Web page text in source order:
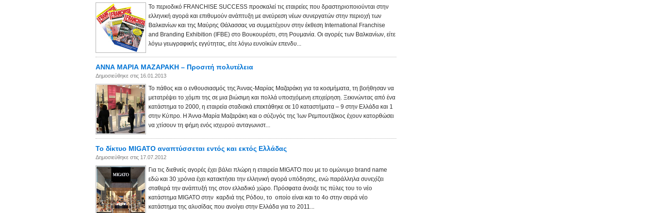
Το περιοδικό FRANCHISE SUCCESS προσκαλεί τις εταιρείες που δραστηριοποιούνται στην
ελληνική αγορά και επιθυμούν ανάπτυξη με ανεύρεση νέων συνεργατών στην περιοχή των
Βαλκανίων και της Μαύρης Θάλασσας να συμμετέχουν στην έκθεση International Franchise
and Branding Exhibition (IFBE) στο Βουκουρέστι, στη Ρουμανία. Οι αγορές των Βαλκανίων, είτε
λόγω γεωγραφικής εγγύτητας, είτε λόγω ευνοϊκών επενδυ...
ΑΝΝΑ ΜΑΡΙΑ ΜΑΖΑΡΑΚΗ – Προσιτή πολυτέλεια
Δημοσιεύθηκε στις 16.01.2013
Το πάθος και ο ενθουσιασμός της Άννας-Μαρίας Μαζαράκη για τα κοσμήματα, τη βοήθησαν να
μετατρέψει το χόμπι της σε μια βιώσιμη και πολλά υποσχόμενη επιχείρηση. Ξεκινώντας από ένα
κατάστημα το 2000, η εταιρεία σταδιακά επεκτάθηκε σε 10 καταστήματα – 9 στην Ελλάδα και 1
στην Κύπρο. Η Άννα-Μαρία Μαζαράκη και ο σύζυγός της Ίων Ρεμπουτζάκος έχουν κατορθώσει
να χτίσουν τη φήμη ενός ισχυρού ανταγωνιστ...
Το δίκτυο MIGATO αναπτύσσεται εντός και εκτός Ελλάδας
Δημοσιεύθηκε στις 17.07.2012
Για τις διεθνείς αγορές έχει βάλει πλώρη η εταιρεία MIGATO που με το ομώνυμο brand name
εδώ και 30 χρόνια έχει κατακτήσει την ελληνική αγορά υπόδησης, ενώ παράλληλα συνεχίζει
σταθερά την ανάπτυξή της στον ελλαδικό χώρο. Πρόσφατα άνοιξε τις πύλες του το νέο
κατάστημα MIGATO στην καρδιά της Ρόδου, το οποίο είναι και το 4ο στην σειρά νέο
κατάστημα της αλυσίδας που ανοίγει στην Ελλάδα για το 2011...